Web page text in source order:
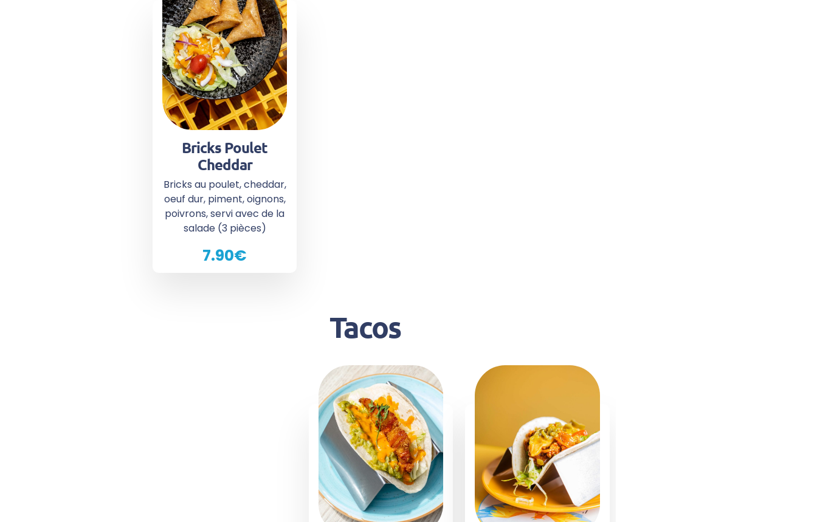
Bricks Poulet
Cheddar
Bricks au poulet, cheddar,
oeuf dur, piment, oignons,
poivrons, servi avec de la
salade (3 pièces)
7.90€
Tacos